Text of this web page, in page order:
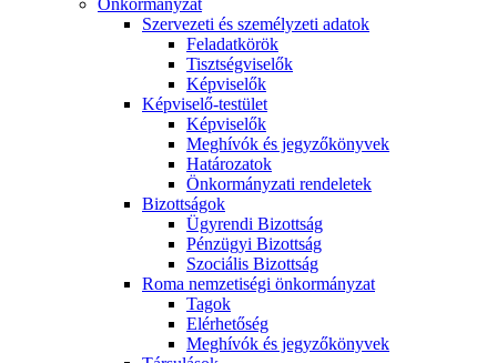
Önkormányzat
Szervezeti és személyzeti adatok
Feladatkörök
Tisztségviselők
Képviselők
Képviselő-testület
Képviselők
Meghívók és jegyzőkönyvek
Határozatok
Önkormányzati rendeletek
Bizottságok
Ügyrendi Bizottság
Pénzügyi Bizottság
Szociális Bizottság
Roma nemzetiségi önkormányzat
Tagok
Elérhetőség
Meghívók és jegyzőkönyvek